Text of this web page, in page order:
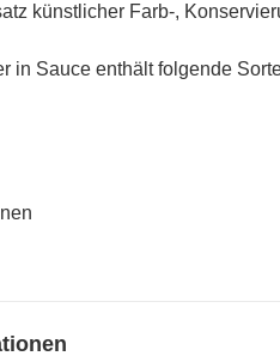
künstlicher Farb-,
in Sauce enthält folgende